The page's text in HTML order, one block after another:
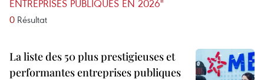
ENTREPRISES PUBLIQUES EN 2026"
0 Résultat
La liste des 50 plus prestigieuses et
performantes entreprises publiques